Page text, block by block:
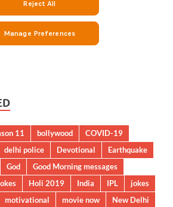
11 bollywood
COVID-19
delhi police Devotional
Earthquake
God
Good Morning messages
Holi 2019 India IPL
jokes
motivational movie now
New Delhi